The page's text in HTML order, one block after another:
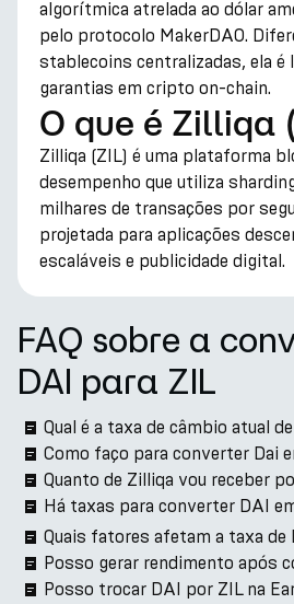
algorítmica atrelada ao dólar
pelo protocolo MakerDAO.
stablecoins centralizadas, ela é
garantias em cripto on-chain.
O que é Zilliqa
Zilliqa (ZIL) é uma plataforma
desempenho que utiliza
milhares de transações por
projetada para aplicações
escaláveis e publicidade digital.
FAQ sobre a
DAI para ZIL
Qual é a taxa de câmbio atual
Como faço para converter Dai
Quanto de Zilliqa vou receber
Há taxas para converter DAI
Quais fatores afetam a taxa de
Posso gerar rendimento após
Posso trocar DAI por ZIL na